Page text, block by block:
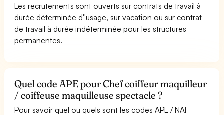
Les recrutements sont ouverts sur contrats de travail à
durée déterminée d''usage, sur vacation ou sur contrat
de travail à durée indéterminée pour les structures
permanentes.
Quel code APE pour Chef coiffeur maquilleur
/ coiffeuse maquilleuse spectacle ?
Pour savoir quel ou quels sont les codes APE / NAF